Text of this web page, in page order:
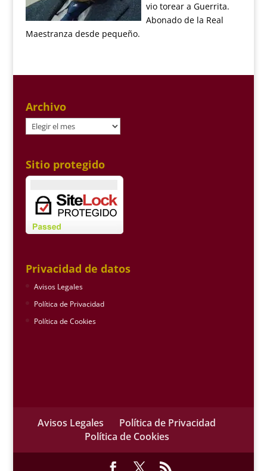
vio torear a Guerrita.
Abonado de la Real
Maestranza desde pequeño.
Archivo
Archivo
Sitio protegido
Privacidad de datos
Avisos Legales
Política de Privacidad
Política de Cookies
Avisos Legales
Política de Privacidad
Política de Cookies